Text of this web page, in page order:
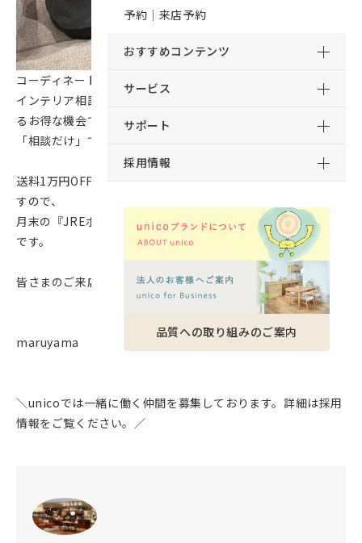
予約｜来店予約
おすすめコンテンツ
サービス
サポート
採用情報
品質への取り組みのご案内
コーディネートサービスは通年行っておりますが、
インテリア相談会は、【送料1万円OFFクーポン】の特典があ
るお得な機会です！
「相談だけ」でももちろんOK！
送料1万円OFFクーポンのご利用期限は8月31日までとなりま
すので、
月末の『JREポイント2倍デー』にご利用いただくことも可能
です。
皆さまのご来店を心よりお待ちしております！
maruyama
＼unicoでは一緒に働く仲間を募集しております。詳細は採用
情報をご覧ください。／